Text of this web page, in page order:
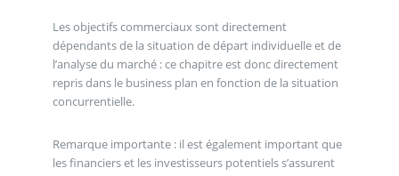
Les objectifs commerciaux sont directement
dépendants de la situation de départ individuelle et de
l’analyse du marché : ce chapitre est donc directement
repris dans le business plan en fonction de la situation
concurrentielle.
Remarque importante : il est également important que
les financiers et les investisseurs potentiels s’assurent